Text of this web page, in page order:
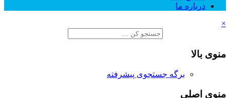
درباره ما
×
منوی بالا
برگه جستجوی پیشرفته
منوی اصلی